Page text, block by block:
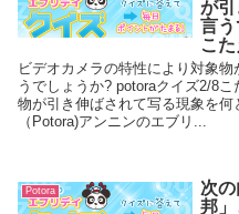
が引
言
こた
ビデオカメラの特性により対象
うでしょうか? potoraクイズ2/8
物が引き伸ばされて写る現象を
（Potora)アンニンのエブリ...
Potora
次
邦」